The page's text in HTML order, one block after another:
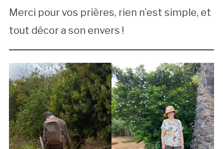
Merci pour vos prières, rien n’est simple, et
tout décor a son envers !